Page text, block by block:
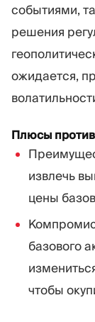
событиями,
решения
ожидается,
Плюсы
извлечь
цены
базового
чтобы